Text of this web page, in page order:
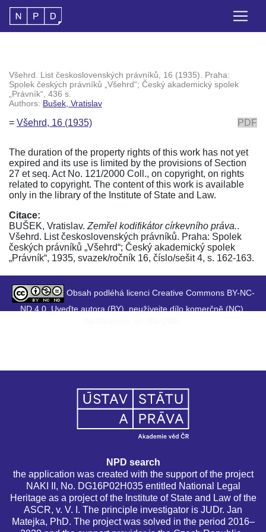
Všehrd. List československých právníků, 16 (1935). Praha:
Spolek českých právníků „Všehrd“; Český akademický spolek
„Právník“, 436 s.
Authors: Bušek, Vratislav
= Všehrd, 16 (1935) PDF
The duration of the property rights of this work has not yet
expired and its use is limited by the provisions of Section
27 et seq. Act No. 121/2000 Coll., on copyright, on rights
related to copyright. The content of this work is available
only in the library of the Institute of State and Law.
Citace:
BUŠEK, Vratislav. Zemřel kodifikátor církevního práva..
Všehrd. List československých právníků. Praha: Spolek
českých právníků „Všehrd“; Český akademický spolek
„Právník“, 1935, svazek/ročník 16, číslo/sešit 4, s. 162-163.
Obsah podléhá licenci Creative Commons BY-NC-
ND 4.0. Uveďte autora (BY), neužívejte dílo komerčně (NC),
NPD search
the application was created with the support of the project
NAKI II, No. DG16P02H035 entitled National Legal
Heritage as a project of the Institute of State and Law of the
ASCR, v. V. I. The principle investigator is JUDr. Jan
Matejka, PhD. The project was solved in the period 2016–